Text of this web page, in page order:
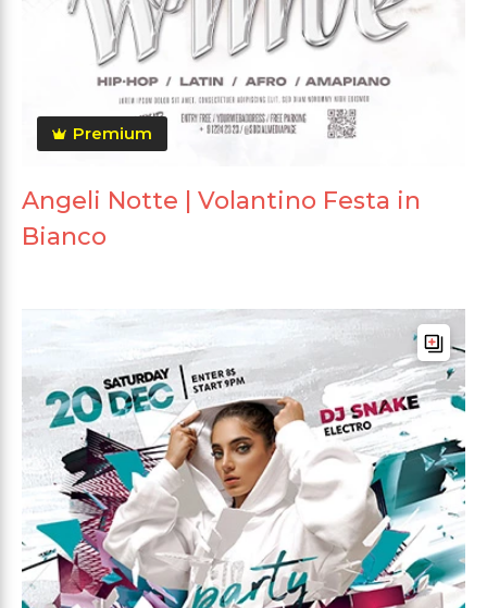
Premium
Angeli Notte | Volantino Festa in
Bianco